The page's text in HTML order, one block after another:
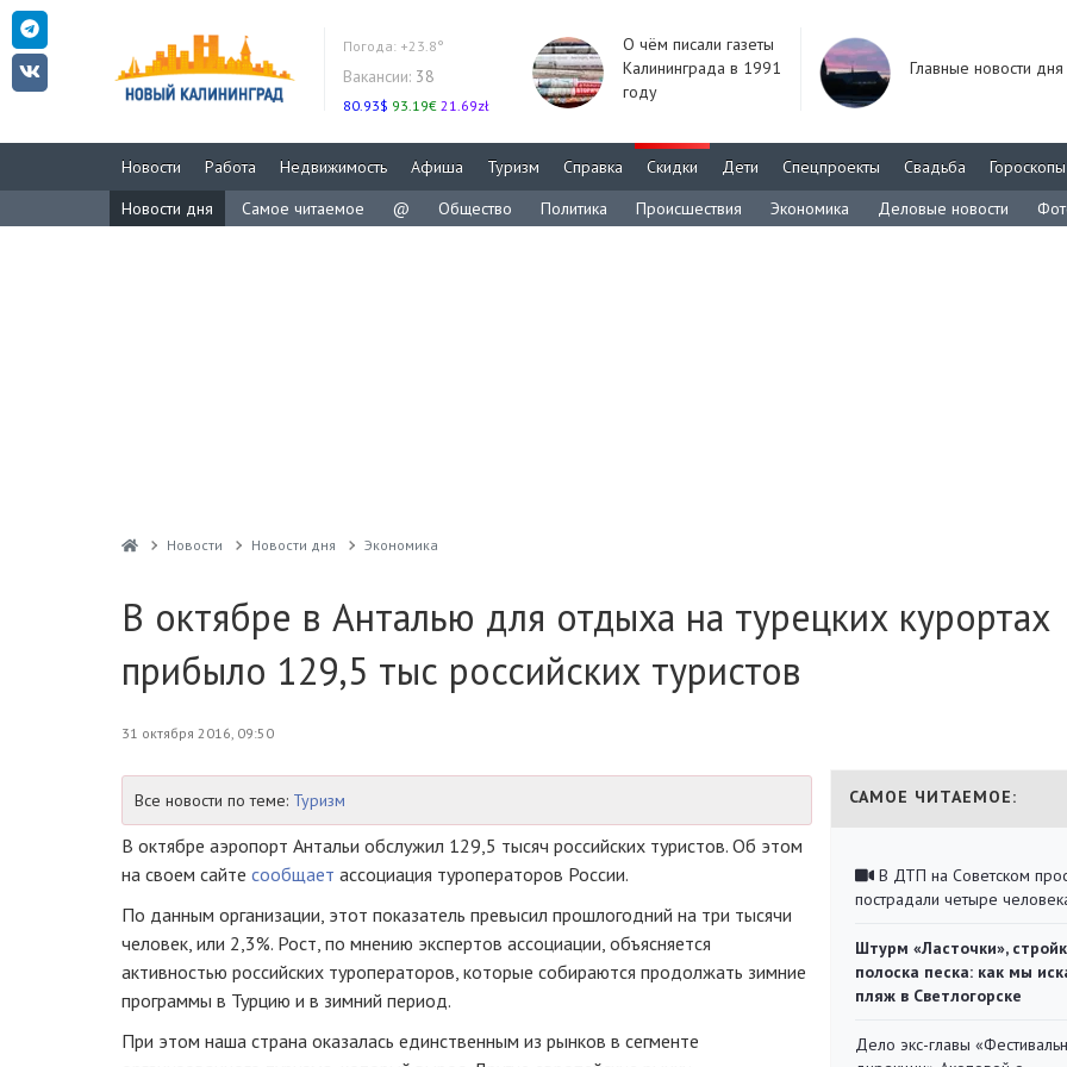
Погода: +23.8°
Вакансии: 38
80.93$ 93.19€ 21.69zł
О чём писали газеты
Калининграда в 1991
году
Главные новости дня
Новости Работа Недвижимость Афиша Туризм Справка Скидки Дети Спецпроекты Свадьба
Гороскопы
Новости дня
Самое читаемое @ Общество Политика Происшествия Экономика Деловые новости
Новости Новости дня Экономика
В октябре в Анталью для отдыха на турецких курортах
прибыло 129,5 тыс российских туристов
31 октября 2016, 09:50
Все новости по теме: Туризм
В октябре аэропорт Антальи обслужил 129,5 тысяч российских туристов. Об этом
на своем сайте сообщает ассоциация туроператоров России.
По данным организации, этот показатель превысил прошлогодний на три тысячи
человек, или 2,3%. Рост, по мнению экспертов ассоциации, объясняется
активностью российских туроператоров, которые собираются продолжать зимние
программы в Турцию и в зимний период.
При этом наша страна оказалась единственным из рынков в сегменте
САМОЕ ЧИТАЕМОЕ:
В ДТП на Советском
пострадали четыре
Штурм «Ласточки»,
полоска песка: как мы
пляж в Светлогорске
Дело экс-главы